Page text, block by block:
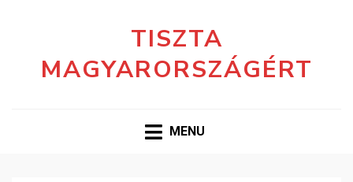
TISZTA
MAGYARORSZÁGÉRT
MENU